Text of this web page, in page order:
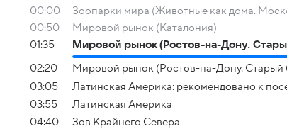
00:00
Зоопарки мира (Животные как дома.
00:50
Мировой рынок (Каталония)
01:35
Мировой рынок (Ростов-на-Дону.
02:20
Мировой рынок (Ростов-на-Дону. Старый
03:05
Латинская Америка: рекомендовано к
03:55
Латинская Америка
04:40
Зов Крайнего Севера